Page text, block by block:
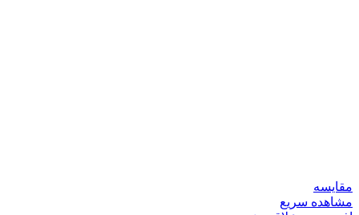
مقایسه
مشاهده سریع